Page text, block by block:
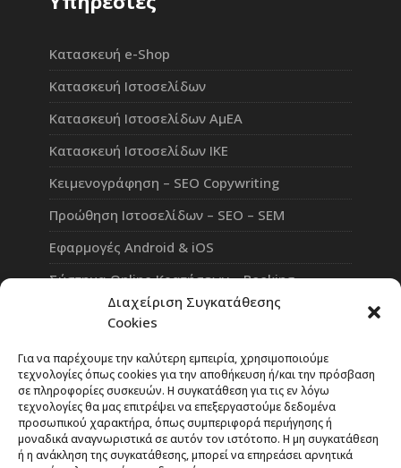
Διαχείριση Συγκατάθεσης
Cookies
Για να παρέχουμε την καλύτερη εμπειρία, χρησιμοποιούμε
τεχνολογίες όπως cookies για την αποθήκευση ή/και την πρόσβαση
σε πληροφορίες συσκευών. Η συγκατάθεση για τις εν λόγω
τεχνολογίες θα μας επιτρέψει να επεξεργαστούμε δεδομένα
προσωπικού χαρακτήρα, όπως συμπεριφορά περιήγησης ή
μοναδικά αναγνωριστικά σε αυτόν τον ιστότοπο. Η μη συγκατάθεση
ή η ανάκληση της συγκατάθεσης, μπορεί να επηρεάσει αρνητικά
Κατασκευή e-Shop
Κατασκευή Ιστοσελίδων
Κατασκευή Ιστοσελίδων ΑμΕΑ
Κατασκευή Ιστοσελίδων ΙΚΕ
Κειμενογράφηση – SEO Copywriting
Προώθηση Ιστοσελίδων – SEO – SEM
Εφαρμογές Android & iOS
Σύστημα Online Κρατήσεων – Booking
Πλατφόρμα Τηλεκπαίδευσης eLearning
Rate Our Services